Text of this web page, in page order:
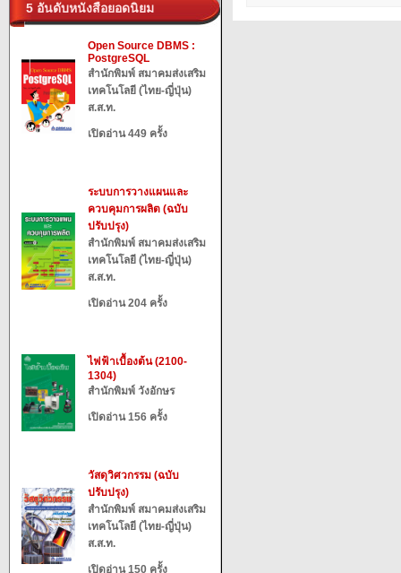
5 อันดับหนังสือยอดนิยม
Open Source DBMS :
PostgreSQL
สำนักพิมพ์ สมาคมส่งเสริม
เทคโนโลยี (ไทย-ญี่ปุ่น)
ส.ส.ท.
เปิดอ่าน 449 ครั้ง
ระบบการวางแผนและ
ควบคุมการผลิต (ฉบับ
ปรับปรุง)
สำนักพิมพ์ สมาคมส่งเสริม
เทคโนโลยี (ไทย-ญี่ปุ่น)
ส.ส.ท.
เปิดอ่าน 204 ครั้ง
ไฟฟ้าเบื้องต้น (2100-
1304)
สำนักพิมพ์ วังอักษร
เปิดอ่าน 156 ครั้ง
วัสดุวิศวกรรม (ฉบับ
ปรับปรุง)
สำนักพิมพ์ สมาคมส่งเสริม
เทคโนโลยี (ไทย-ญี่ปุ่น)
ส.ส.ท.
เปิดอ่าน 150 ครั้ง